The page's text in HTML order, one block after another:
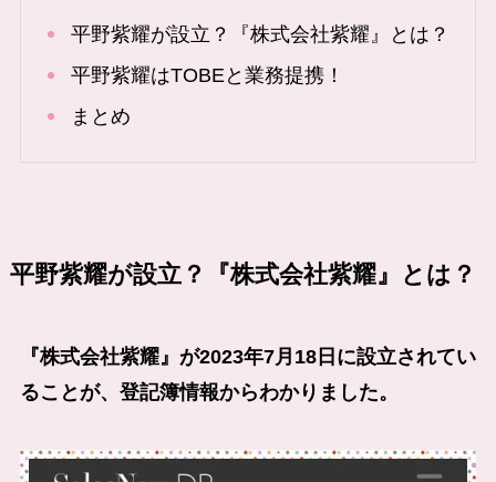
平野紫耀が設立？『株式会社紫耀』とは？
平野紫耀はTOBEと業務提携！
まとめ
平野紫耀が設立？『株式会社紫耀』とは？
『株式会社紫耀』が2023年7月18日に設立されてい
ることが、登記簿情報からわかりました。